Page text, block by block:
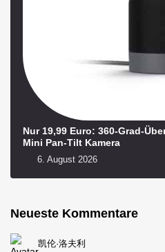
Nur 19,99 Euro: 360-Grad-
Mini Pan-Tilt Kamera
6. August 2026
Neueste Kommentare
凯伦·洛夫利